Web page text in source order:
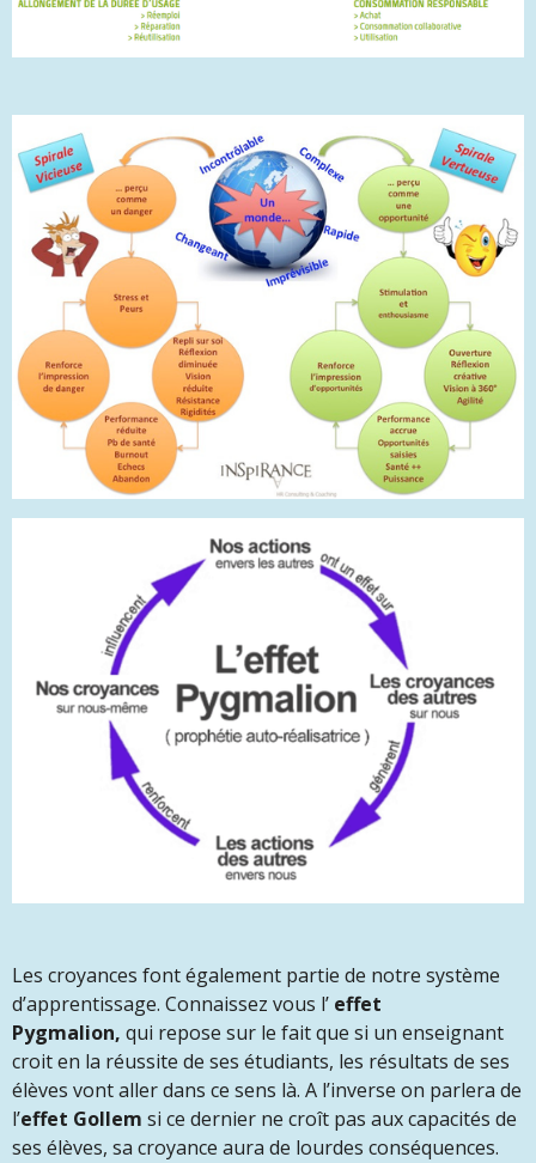
Les croyances font également partie de notre système
d’apprentissage. Connaissez vous l’ effet
Pygmalion, qui repose sur le fait que si un enseignant
croit en la réussite de ses étudiants, les résultats de ses
élèves vont aller dans ce sens là. A l’inverse on parlera de
l’effet Gollem si ce dernier ne croît pas aux capacités de
ses élèves, sa croyance aura de lourdes conséquences.